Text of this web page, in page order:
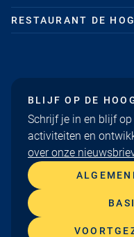
RESTAURANT DE
BLIJF OP DE
Schrijf je in en blijf
activiteiten en
over onze